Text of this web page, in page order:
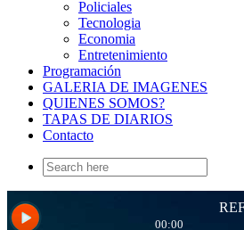
Policiales
Tecnologia
Economia
Entretenimiento
Programación
GALERIA DE IMAGENES
QUIENES SOMOS?
TAPAS DE DIARIOS
Contacto
Search
for: